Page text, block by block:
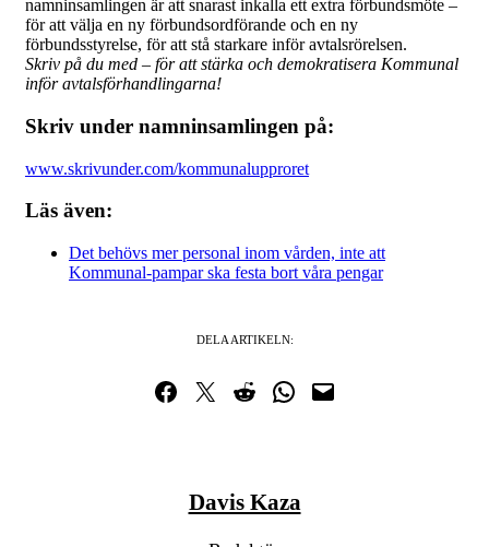
namninsamlingen är att snarast inkalla ett extra förbundsmöte –
för att välja en ny förbundsordförande och en ny
förbundsstyrelse, för att stå starkare inför avtalsrörelsen.
Skriv på du med – för att stärka och demokratisera Kommunal
inför avtalsförhandlingarna!
Skriv under namninsamlingen på:
www.skrivunder.com/kommunalupproret
Läs även:
Det behövs mer personal inom vården, inte att
Kommunal-pampar ska festa bort våra pengar
DELA ARTIKELN:
Dela på Facebook
Dela på TwitterDela på RedditDela i WhatsApp
Maila en länk
Davis Kaza